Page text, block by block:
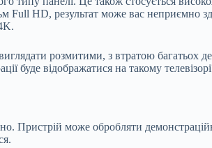
Full HD, результат може вас неприємно
розмитими, з втратою багатьох
буде відображатися на такому
Пристрій може обробляти